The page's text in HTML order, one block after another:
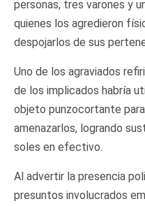
personas, tres varones y
quienes los agredieron
despojarlos de sus
Uno de los agraviados
de los implicados habría
objeto punzocortante para
amenazarlos, logrando
soles en efectivo.
Al advertir la presencia
presuntos involucrados